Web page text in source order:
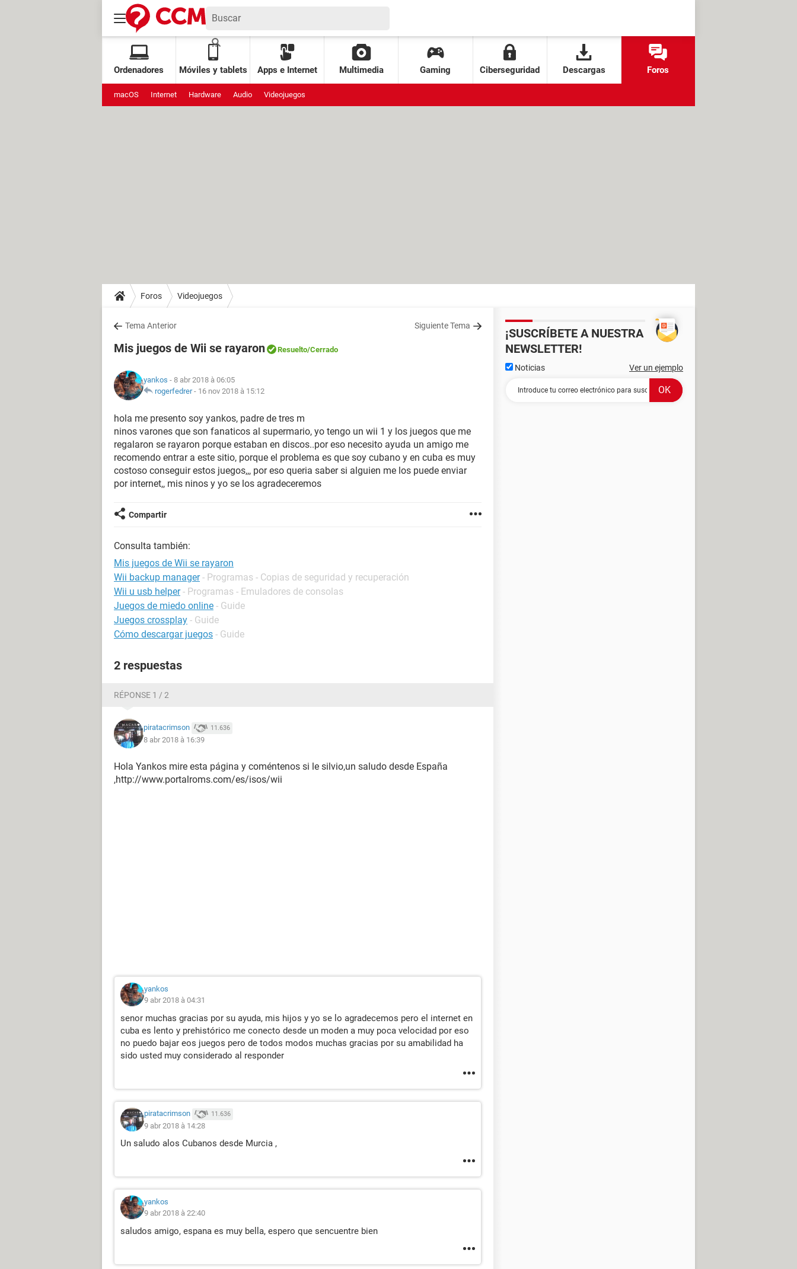
Ordenadores Móviles y tablets Apps e Internet Multimedia Gaming Ciberseguridad Descargas Foros
macOS Internet Hardware Audio Videojuegos
Foros Videojuegos
Tema Anterior Siguiente Tema
Mis juegos de Wii se rayaron Resuelto/Cerrado
yankos - 8 abr 2018 à 06:05
rogerfedrer- 16 nov 2018 à 15:12
hola me presento soy yankos, padre de tres m
ninos varones que son fanaticos al supermario, yo tengo un wii 1 y los juegos que me
regalaron se rayaron porque estaban en discos..por eso necesito ayuda un amigo me
recomendo entrar a este sitio, porque el problema es que soy cubano y en cuba es muy
costoso conseguir estos juegos,,, por eso queria saber si alguien me los puede enviar
por internet,, mis ninos y yo se los agradeceremos
Compartir
Consulta también:
Mis juegos de Wii se rayaron
Wii backup manager - Programas - Copias de seguridad y recuperación
Wii u usb helper - Programas - Emuladores de consolas
Juegos de miedo online - Guide
Juegos crossplay - Guide
Cómo descargar juegos - Guide
2 respuestas
RÉPONSE 1 / 2
piratacrimson 11.636
8 abr 2018 à 16:39
Hola Yankos mire esta página y coméntenos si le silvio,un saludo desde España
,http://www.portalroms.com/es/isos/wii
yankos
9 abr 2018 à 04:31
senor muchas gracias por su ayuda, mis hijos y yo se lo agradecemos pero el internet en
cuba es lento y prehistórico me conecto desde un moden a muy poca velocidad por eso
no puedo bajar eos juegos pero de todos modos muchas gracias por su amabilidad ha
sido usted muy considerado al responder
piratacrimson 11.636
9 abr 2018 à 14:28
Un saludo alos Cubanos desde Murcia ,
yankos
9 abr 2018 à 22:40
saludos amigo, espana es muy bella, espero que sencuentre bien
¡SUSCRÍBETE A NUESTRA
NEWSLETTER!
Noticias Ver un ejemplo